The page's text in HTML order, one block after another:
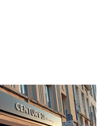
Harmony
Crosne